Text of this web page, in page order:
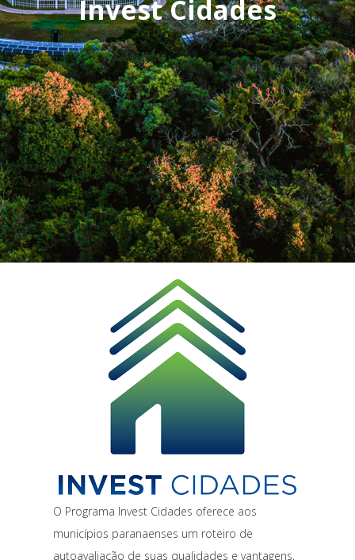
Invest Cidades
O Programa Invest Cidades oferece aos
municípios paranaenses um roteiro de
autoavaliação de suas qualidades e vantagens,